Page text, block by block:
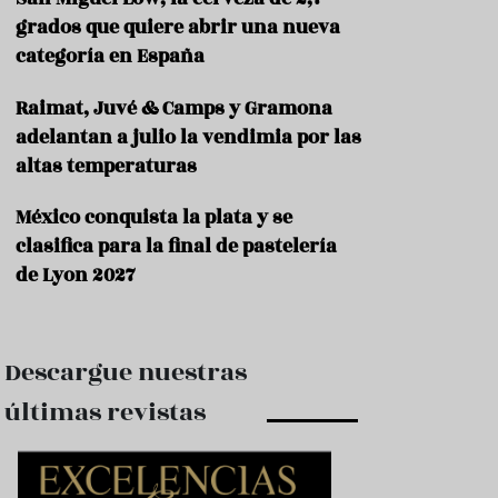
s
r
a
n
F
n
grados que quiere abrir una nueva
categoría en España
Raimat, Juvé & Camps y Gramona
adelantan a julio la vendimia por las
altas temperaturas
México conquista la plata y se
clasifica para la final de pastelería
de Lyon 2027
Descargue nuestras
últimas revistas